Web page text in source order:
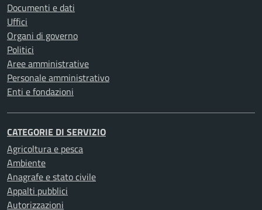
Documenti e dati
Uffici
Organi di governo
Politici
Aree amministrative
Personale amministrativo
Enti e fondazioni
CATEGORIE DI SERVIZIO
Agricoltura e pesca
Ambiente
Anagrafe e stato civile
Appalti pubblici
Autorizzazioni